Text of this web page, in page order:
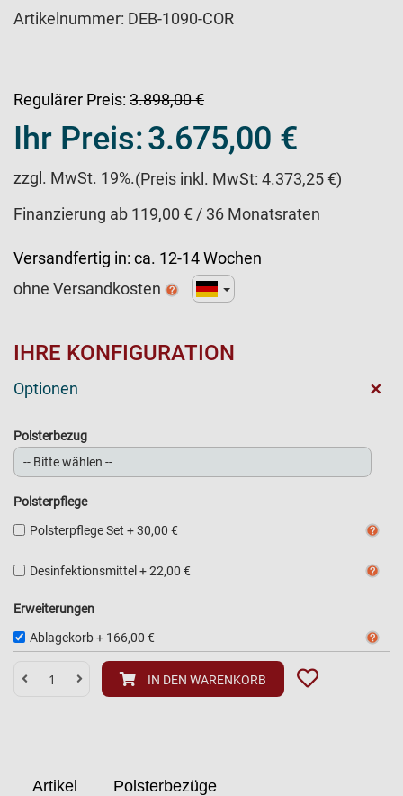
Artikelnummer: DEB-1090-COR
Regulärer Preis: 3.898,00 €
Ihr Preis:3.675,00 €
zzgl. MwSt. 19%.(Preis inkl. MwSt: 4.373,25 €)
Finanzierung ab 119,00 € / 36 Monatsraten
Versandfertig in: ca. 12-14 Wochen
ohne Versandkosten
IHRE KONFIGURATION
Optionen +
Polsterbezug
Polsterpflege
Polsterpflege Set +30,00 €
Desinfektionsmittel +22,00 €
Erweiterungen
Ablagekorb+ 166,00 €
IN DEN WARENKORB
Artikel Polsterbezüge